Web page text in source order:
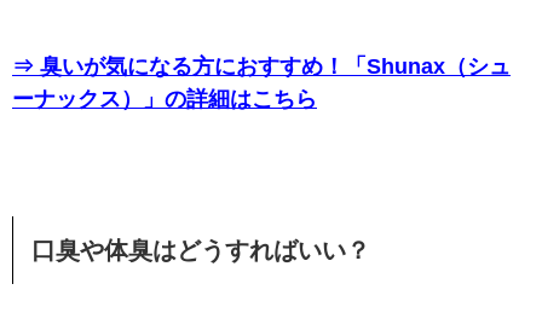
⇒ 臭いが気になる方におすすめ！「Shunax（シュ
ーナックス）」の詳細はこちら
口臭や体臭はどうすればいい？